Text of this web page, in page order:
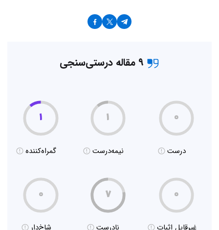
۹ مقاله درستی‌سنجی
۰
درست
۱
نیمه‌درست
۱
گمراه‌کننده
۰
غیر‌قابل اثبات
۷
نادرست
۰
شاخ‌دار